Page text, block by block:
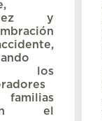
y
los
el